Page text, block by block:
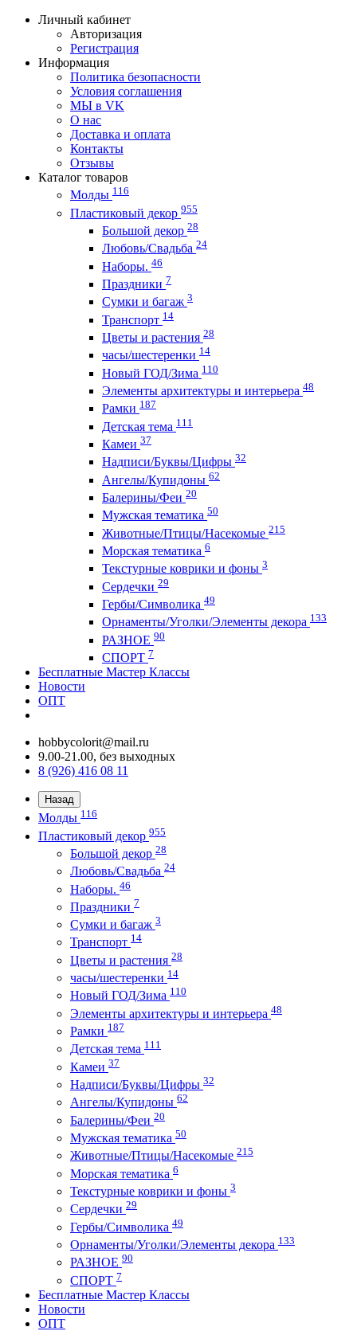
Личный кабинет
Авторизация
Регистрация
Информация
Политика безопасности
Условия соглашения
МЫ в VK
О нас
Доставка и оплата
Контакты
Отзывы
Каталог товаров
Молды 116
Пластиковый декор 955
Большой декор 28
Любовь/Cвадьба 24
Наборы. 46
Праздники 7
Сумки и багаж 3
Транспорт 14
Цветы и растения 28
часы/шестеренки 14
Новый ГОД/Зима 110
Элементы архитектуры и интерьера 48
Рамки 187
Детская тема 111
Камеи 37
Надписи/Буквы/Цифры 32
Ангелы/Купидоны 62
Балерины/Феи 20
Мужская тематика 50
Животные/Птицы/Насекомые 215
Морская тематика 6
Текстурные коврики и фоны 3
Сердечки 29
Гербы/Символика 49
Орнаменты/Уголки/Элементы декора 133
РАЗНОЕ 90
СПОРТ 7
Бесплатные Мастер Классы
Новости
ОПТ
hobbycolorit@mail.ru
9.00-21.00, без выходных
8 (926) 416 08 11
Назад
Молды 116
Пластиковый декор 955
Большой декор 28
Любовь/Cвадьба 24
Наборы. 46
Праздники 7
Сумки и багаж 3
Транспорт 14
Цветы и растения 28
часы/шестеренки 14
Новый ГОД/Зима 110
Элементы архитектуры и интерьера 48
Рамки 187
Детская тема 111
Камеи 37
Надписи/Буквы/Цифры 32
Ангелы/Купидоны 62
Балерины/Феи 20
Мужская тематика 50
Животные/Птицы/Насекомые 215
Морская тематика 6
Текстурные коврики и фоны 3
Сердечки 29
Гербы/Символика 49
Орнаменты/Уголки/Элементы декора 133
РАЗНОЕ 90
СПОРТ 7
Бесплатные Мастер Классы
Новости
ОПТ